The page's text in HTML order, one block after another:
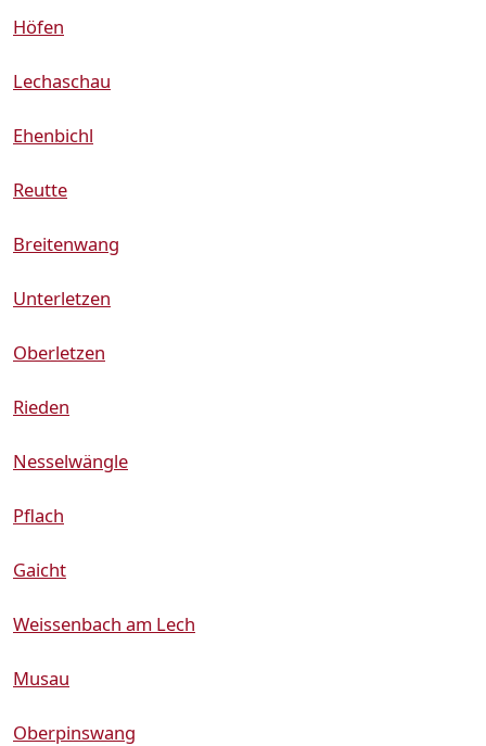
Höfen
Lechaschau
Ehenbichl
Reutte
Breitenwang
Unterletzen
Oberletzen
Rieden
Nesselwängle
Pflach
Gaicht
Weissenbach am Lech
Musau
Oberpinswang